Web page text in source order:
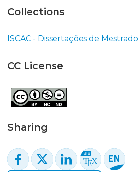
Collections
ISCAC - Dissertações de Mestrado
CC License
Sharing